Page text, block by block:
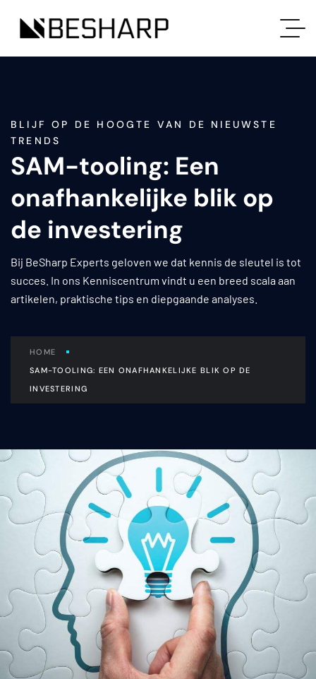
BLIJF OP DE HOOGTE VAN DE NIEUWSTE
TRENDS
SAM-tooling: Een
onafhankelijke blik op
de investering
Bij BeSharp Experts geloven we dat kennis de sleutel is tot
succes. In ons Kenniscentrum vindt u een breed scala aan
artikelen, praktische tips en diepgaande analyses.
HOME
SAM-TOOLING: EEN ONAFHANKELIJKE BLIK OP DE
INVESTERING